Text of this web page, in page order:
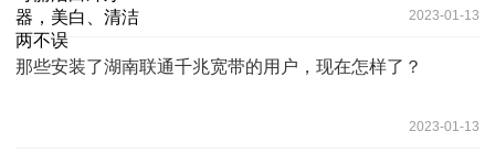
2023-01-13
那些安装了湖南联通千兆宽带的用户，现在怎样了？
2023-01-13